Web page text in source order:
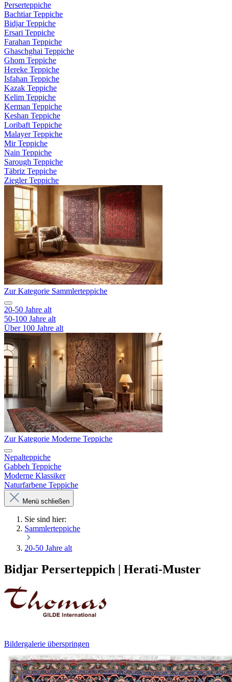
Perserteppiche
Bachtiar Teppiche
Bidjar Teppiche
Ersari Teppiche
Farahan Teppiche
Ghaschghai Teppiche
Ghom Teppiche
Hereke Teppiche
Isfahan Teppiche
Kazak Teppiche
Kelim Teppiche
Kerman Teppiche
Keshan Teppiche
Loribaft Teppiche
Malayer Teppiche
Mir Teppiche
Nain Teppiche
Sarough Teppiche
Täbriz Teppiche
Ziegler Teppiche
Zur Kategorie Sammlerteppiche
20-50 Jahre alt
50-100 Jahre alt
Über 100 Jahre alt
Zur Kategorie Moderne Teppiche
Nepalteppiche
Gabbeh Teppiche
Moderne Klassiker
Naturfarbene Teppiche
Menü schließen
Sie sind hier:
Sammlerteppiche
20-50 Jahre alt
Bidjar Perserteppich | Herati-Muster
Bildergalerie überspringen